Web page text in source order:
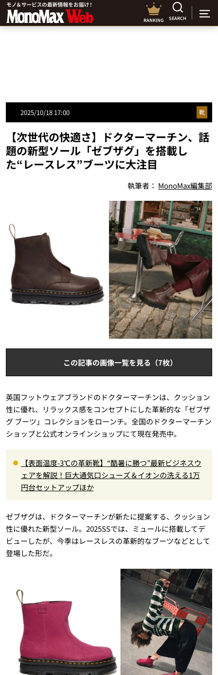
RANKING SEARCH
2025/10/18 17:00 靴
【次世代の快適さ】ドクターマーチン、話
題の新型ソール「ゼブザグ」を搭載し
た“レースレス”ブーツに大注目
執筆者： MonoMax編集部
この記事の画像一覧を見る（7枚）
英国フットウェアブランドのドクターマーチンは、クッション
性に優れ、リラックス感をコンセプトにした革新的な「ゼブザ
グ ブーツ」コレクションをローンチ。全国のドクターマーチン
ショップと公式オンラインショップにて現在発売中。
【表面温度-3℃の革新靴】“酷暑に勝つ”最新ビジネスウ
ェアを解説！巨大通気口シューズ＆イオンの洗える1万
円台セットアップほか
ゼブザグは、ドクターマーチンが新たに提案する、クッション
性に優れた新型ソール。2025SSでは、ミュールに搭載してデ
ビューしたが、今季はレースレスの革新的なブーツなどとして
登場した形だ。